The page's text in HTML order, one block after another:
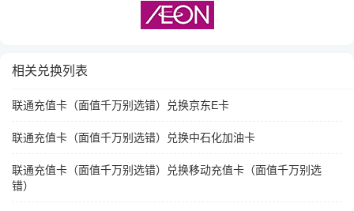
相关兑换列表
联通充值卡（面值千万别选错）兑换京东E卡
联通充值卡（面值千万别选错）兑换中石化加油卡
联通充值卡（面值千万别选错）兑换移动充值卡（面值千万别选
错）